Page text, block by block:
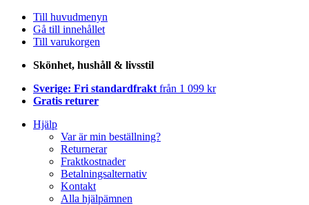
Till huvudmenyn
Gå till innehållet
Till varukorgen
Skönhet, hushåll & livsstil
Sverige: Fri standardfrakt från 1 099 kr
Gratis returer
Hjälp
Var är min beställning?
Returnerar
Fraktkostnader
Betalningsalternativ
Kontakt
Alla hjälpämnen